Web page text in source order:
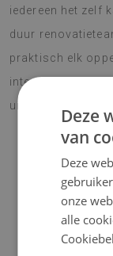
iedereen het zelf
duur
praktisch elk
interieurontwerp
uitstraling kunt
De prijs is voor
30x30 cm.
Deze
van
Deze
onze
alle